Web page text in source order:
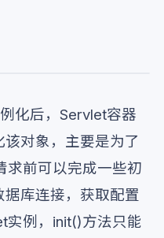
后，Servlet容器
对象，主要是为了
求前可以完成一些初
库连接，获取配置
实例，init()方法只能